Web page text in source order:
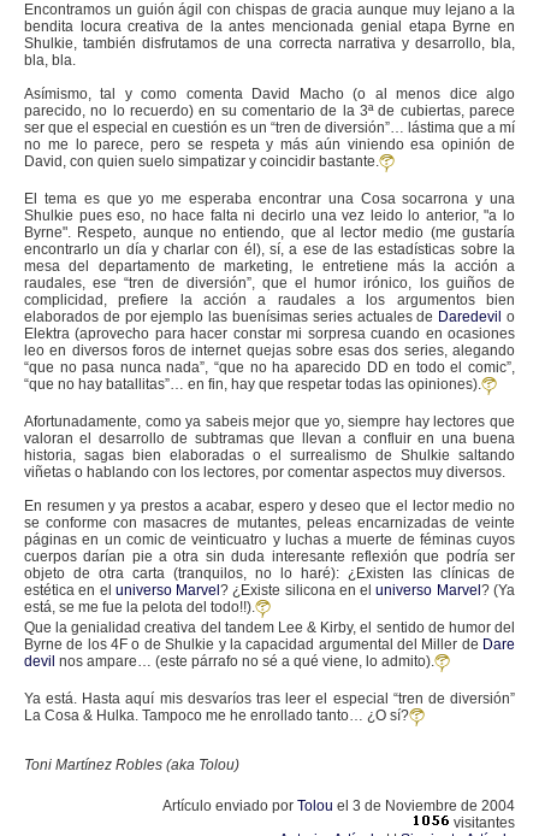
Encontramos un guión ágil con chispas de gracia aunque muy lejano a la
bendita locura creativa de la antes mencionada genial etapa Byrne en
Shulkie, también disfrutamos de una correcta narrativa y desarrollo, bla,
bla, bla.
Asímismo, tal y como comenta David Macho (o al menos dice algo
parecido, no lo recuerdo) en su comentario de la 3ª de cubiertas, parece
ser que el especial en cuestión es un “tren de diversión”… lástima que a mí
no me lo parece, pero se respeta y más aún viniendo esa opinión de
David, con quien suelo simpatizar y coincidir bastante.
El tema es que yo me esperaba encontrar una Cosa socarrona y una
Shulkie pues eso, no hace falta ni decirlo una vez leido lo anterior, "a lo
Byrne". Respeto, aunque no entiendo, que al lector medio (me gustaría
encontrarlo un día y charlar con él), sí, a ese de las estadísticas sobre la
mesa del departamento de marketing, le entretiene más la acción a
raudales, ese “tren de diversión”, que el humor irónico, los guiños de
complicidad, prefiere la acción a raudales a los argumentos bien
elaborados de por ejemplo las buenísimas series actuales de Daredevil o
Elektra (aprovecho para hacer constar mi sorpresa cuando en ocasiones
leo en diversos foros de internet quejas sobre esas dos series, alegando
“que no pasa nunca nada”, “que no ha aparecido DD en todo el comic”,
“que no hay batallitas”… en fin, hay que respetar todas las opiniones).
Afortunadamente, como ya sabeis mejor que yo, siempre hay lectores que
valoran el desarrollo de subtramas que llevan a confluir en una buena
historia, sagas bien elaboradas o el surrealismo de Shulkie saltando
viñetas o hablando con los lectores, por comentar aspectos muy diversos.
En resumen y ya prestos a acabar, espero y deseo que el lector medio no
se conforme con masacres de mutantes, peleas encarnizadas de veinte
páginas en un comic de veinticuatro y luchas a muerte de féminas cuyos
cuerpos darían pie a otra sin duda interesante reflexión que podría ser
objeto de otra carta (tranquilos, no lo haré): ¿Existen las clínicas de
estética en el universo Marvel? ¿Existe silicona en eluniverso Marvel ? (Ya
está, se me fue la pelota del todo!!).
Que la genialidad creativa del tandem Lee & Kirby, el sentido de humor del
Byrne de los 4F o de Shulkie y la capacidad argumental del Miller de Dare
devil nos ampare… (este párrafo no sé a qué viene, lo admito).
Ya está. Hasta aquí mis desvaríos tras leer el especial “tren de diversión”
La Cosa & Hulka. Tampoco me he enrollado tanto… ¿O sí?
Toni Martínez Robles (aka Tolou)
Artículo enviado por Tolou el 3 de Noviembre de 2004
visitantes